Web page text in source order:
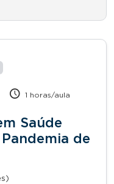
1 horas/aula
Saúde
de